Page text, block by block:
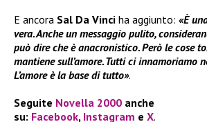
E ancora Sal Da Vinci ha aggiunto: «È
vera. Anche un messaggio pulito,
può dire che è anacronistico. Però le cose
mantiene sull’amore. Tutti ci innamoriamo
L’amore è la base di tutto».
Seguite Novella 2000 anche
su: Facebook, Instagram e X.